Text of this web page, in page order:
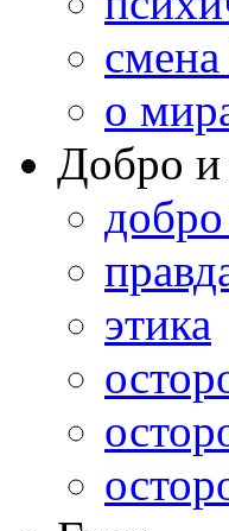
смена
о
Добро и
этика